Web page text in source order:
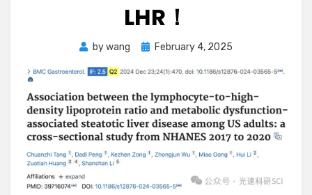
LHR！
bywang
PostedFebruary 4, 2025